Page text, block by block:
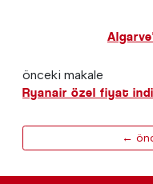
önceki makale
Ryanair özel fiyat
←